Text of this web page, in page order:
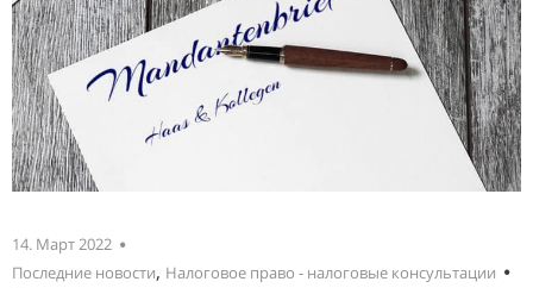
14. Март 2022
Последние новости, Налоговое право - налоговые консультации